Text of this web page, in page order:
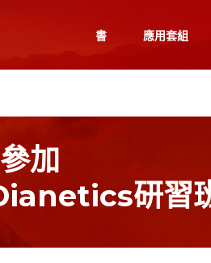
書 應用套組
參加
研習